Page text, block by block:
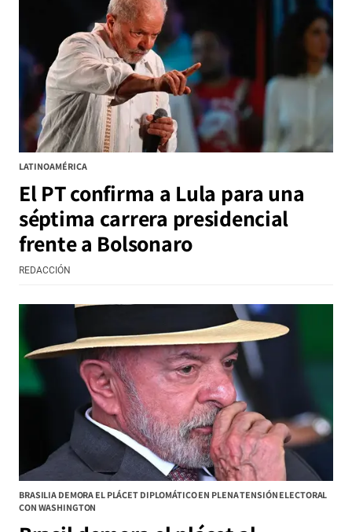
LATINOAMÉRICA
El PT confirma a Lula para una
séptima carrera presidencial
frente a Bolsonaro
REDACCIÓN
BRASILIA DEMORA EL PLÁCET DIPLOMÁTICO EN PLENA TENSIÓN ELECTORAL
CON WASHINGTON